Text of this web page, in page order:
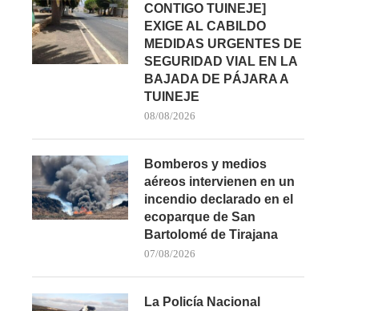
CONTIGO TUINEJE]
EXIGE AL CABILDO
MEDIDAS URGENTES DE
SEGURIDAD VIAL EN LA
BAJADA DE PÁJARA A
TUINEJE
08/08/2026
Bomberos y medios
aéreos intervienen en un
incendio declarado en el
ecoparque de San
Bartolomé de Tirajana
07/08/2026
La Policía Nacional